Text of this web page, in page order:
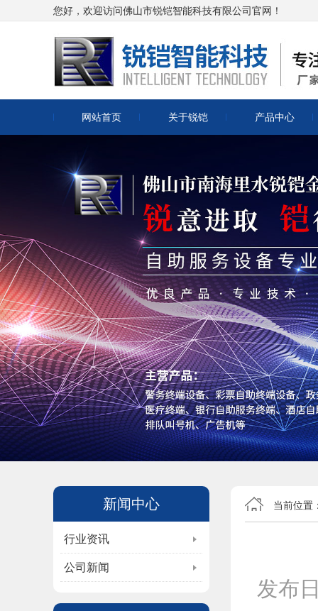
您好，欢迎访问佛山市锐铠智能科技有限公司官网！
网站首页 关于锐铠 产品中心
新闻中心
行业资讯
公司新闻
当前位置
发布